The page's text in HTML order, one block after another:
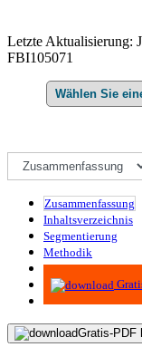
Letzte Aktualisierung:
FBI105071
Zusammenfassung
Inhaltsverzeichnis
Segmentierung
Methodik
Infografiken
Gratis-PDF